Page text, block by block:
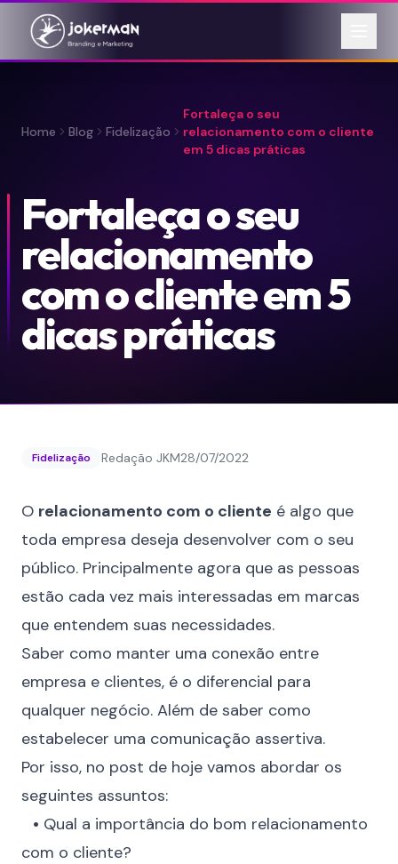
Home Blog Fidelização
Fortaleça o seu
relacionamento com o cliente
em 5 dicas práticas
Fortaleça o seu
relacionamento
com o cliente em 5
dicas práticas
Fidelização Redação JKM28/07/2022
O relacionamento com o cliente é algo que
toda empresa deseja desenvolver com o seu
público. Principalmente agora que as pessoas
estão cada vez mais interessadas em marcas
que entendem suas necessidades.
Saber como manter uma conexão entre
empresa e clientes, é o diferencial para
qualquer negócio. Além de saber como
estabelecer uma comunicação assertiva.
Por isso, no post de hoje vamos abordar os
seguintes assuntos:
• Qual a importância do bom relacionamento
com o cliente?